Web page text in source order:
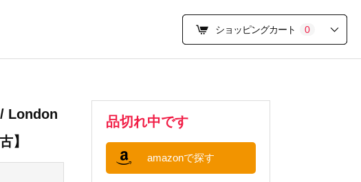
ショッピングカート 0
品切れ中です
amazonで探す
London
】